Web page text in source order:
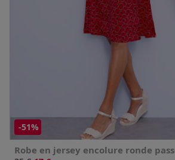
-51%
Robe en jersey encolure ronde